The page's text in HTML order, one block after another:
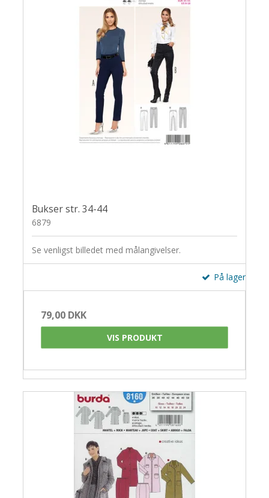
Bukser str. 34-44
6879
Se venligst billedet med målangivelser.
På lager
79,00 DKK
VIS PRODUKT